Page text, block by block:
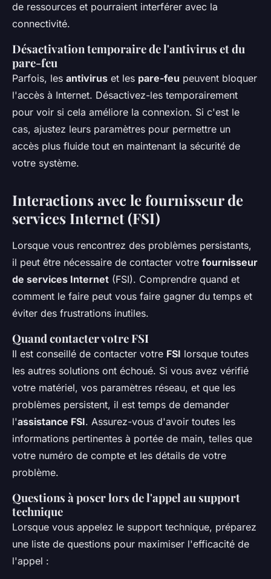
de ressources et pourraient interférer avec la
connectivité.
Désactivation temporaire de l'antivirus et du
pare-feu
Parfois, les antivirus et les pare-feu peuvent bloquer
l'accès à Internet. Désactivez-les temporairement
pour voir si cela améliore la connexion. Si c'est le
cas, ajustez leurs paramètres pour permettre un
accès plus fluide tout en maintenant la sécurité de
votre système.
Interactions avec le fournisseur de
services Internet (FSI)
Lorsque vous rencontrez des problèmes persistants,
il peut être nécessaire de contacter votre fournisseur
de services Internet (FSI). Comprendre quand et
comment le faire peut vous faire gagner du temps et
éviter des frustrations inutiles.
Quand contacter votre FSI
Il est conseillé de contacter votre FSI lorsque toutes
les autres solutions ont échoué. Si vous avez vérifié
votre matériel, vos paramètres réseau, et que les
problèmes persistent, il est temps de demander
l'assistance FSI. Assurez-vous d'avoir toutes les
informations pertinentes à portée de main, telles que
votre numéro de compte et les détails de votre
problème.
Questions à poser lors de l'appel au support
technique
Lorsque vous appelez le support technique, préparez
une liste de questions pour maximiser l'efficacité de
l'appel :